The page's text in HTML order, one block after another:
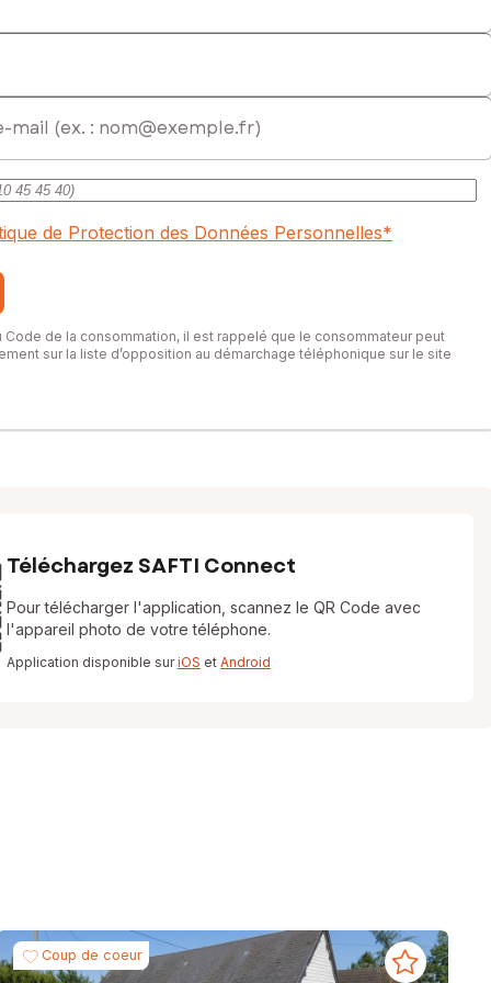
de Protection des Données Personnelles*
Code de la consommation, il est rappelé que le consommateur peut
sur la liste d’opposition au démarchage téléphonique sur le site
Téléchargez SAFTI Connect
Pour télécharger l'application, scannez le QR Code avec
l'appareil photo de votre téléphone.
Application disponible suriOS et Android
Coup de coeur